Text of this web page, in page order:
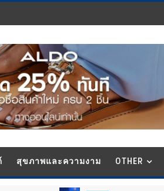
สุขภาพและความงาม OTHER